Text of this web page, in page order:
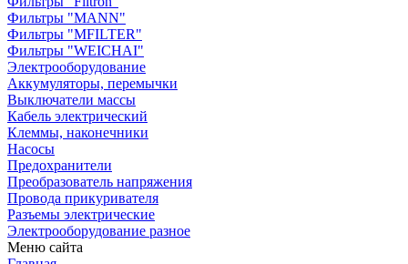
Фильтры "MANN"
Фильтры "MFILTER"
Фильтры "WEICHAI"
Электрооборудование
Аккумуляторы, перемычки
Выключатели массы
Кабель электрический
Клеммы, наконечники
Насосы
Предохранители
Преобразователь напряжения
Провода прикуривателя
Разъемы электрические
Электрооборудование разное
Меню сайта